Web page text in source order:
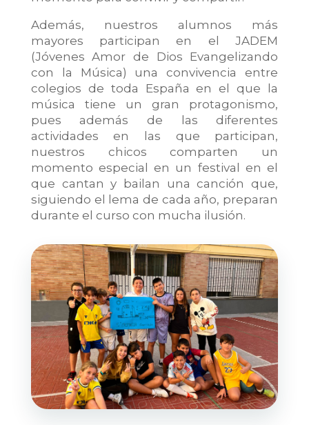
Además, nuestros alumnos más
mayores participan en el JADEM
(Jóvenes Amor de Dios Evangelizando
con la Música) una convivencia entre
colegios de toda España en el que la
música tiene un gran protagonismo,
pues además de las diferentes
actividades en las que participan,
nuestros chicos comparten un
momento especial en un festival en el
que cantan y bailan una canción que,
siguiendo el lema de cada año, preparan
durante el curso con mucha ilusión.